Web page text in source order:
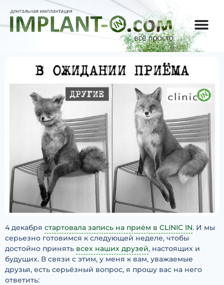
4 декабря стартовала запись на приём в CLINIC IN. И мы
серьезно готовимся к следующей неделе, чтобы
достойно принять всех наших друзей, настоящих и
будущих. В связи с этим, у меня к вам, уважаемые
друзья, есть серьёзный вопрос, я прошу вас на него
ответить: